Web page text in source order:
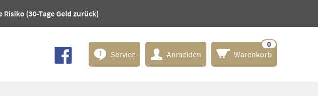
Risiko (30-Tage Geld zurück)
Service Anmelden Warenkorb
0